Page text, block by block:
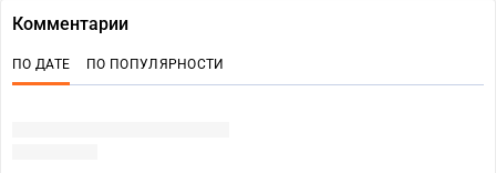
Комментарии
ПО ДАТЕ ПО ПОПУЛЯРНОСТИ